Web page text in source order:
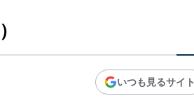
いつも見るサイト